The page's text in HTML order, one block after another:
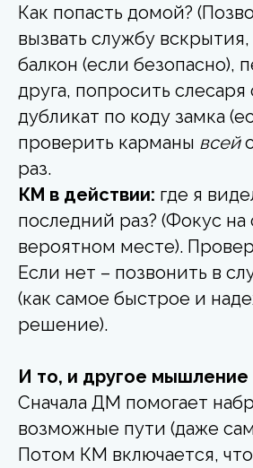
Как попасть домой?
вызвать службу вскрытия,
балкон (если безопасно),
друга, попросить слесаря
дубликат по коду замка
проверить карманы всей
раз.
КМ в действии: где я
последний раз? (Фокус
вероятном месте).
Если нет – позвонить в
(как самое быстрое и
решение).
И то, и другое
Сначала ДМ помогает
возможные пути (даже
Потом КМ включается,